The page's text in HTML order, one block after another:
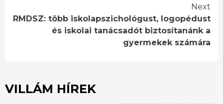
Next
RMDSZ: több iskolapszichológust, logopédust
és iskolai tanácsadót biztosítanánk a
gyermekek számára
VILLÁM HÍREK